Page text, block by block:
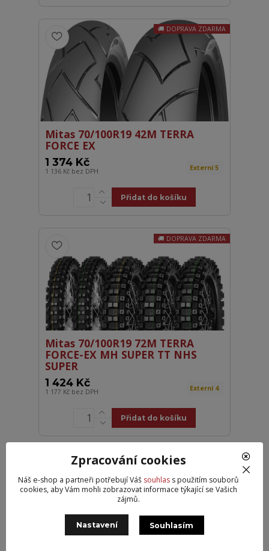
DOPRAVA ZDARMA
Mitas 70/100R19 42M TERRA
FORCE EX
1 374 Kč
1 136 Kč bez DPH Externí 5
Přidat do košíku
DOPRAVA ZDARMA
Mitas 70/100R19 72M TERRA
FORCE-EX MH SUPER TT NHS
SUPER
1 424 Kč
1 177 Kč bez DPH Externí 4
Přidat do košíku
DOPRAVA ZDARMA
Zpracování cookies
Náš e-shop a partneři potřebují Váš souhlass použitím souborů
cookies, aby Vám mohli zobrazovat informace týkající se Vašich
zájmů.
Nastavení Souhlasím